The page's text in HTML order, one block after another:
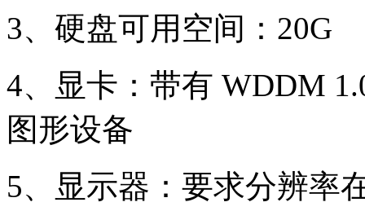
3、硬盘可用空间：20G
4、显卡：带有 WDDM
图形设备
5、显示器：要求分辨率